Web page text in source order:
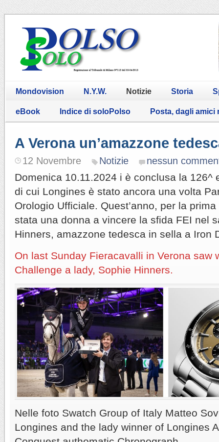
Mondovision N.Y.W. Notizie Storia
eBook Indice di soloPolso Posta, dagli amici
A Verona un’amazzone
12 Novembre Notizie nessun
Domenica 10.11.2024 i è conclusa la 126^
di cui Longines è stato ancora una volta
Orologio Ufficiale. Quest’anno, per la
stata una donna a vincere la sfida FEI nel
Hinners, amazzone tedesca in sella a Iron
On last Sunday Fieracavalli in Verona saw
Challenge a lady, Sophie Hinners.
Nelle foto Swatch Group of Italy Matteo
Longines and the lady winner of Longines